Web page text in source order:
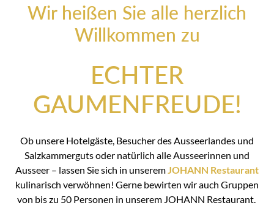
Wir heißen Sie alle herzlich
Willkommen zu
ECHTER
GAUMENFREUDE!
Ob unsere Hotelgäste, Besucher des Ausseerlandes und
Salzkammerguts oder natürlich alle Ausseerinnen und
Ausseer – lassen Sie sich in unseremJOHANN Restaurant
kulinarisch verwöhnen! Gerne bewirten wir auch Gruppen
von bis zu 50 Personen in unserem JOHANN Restaurant.